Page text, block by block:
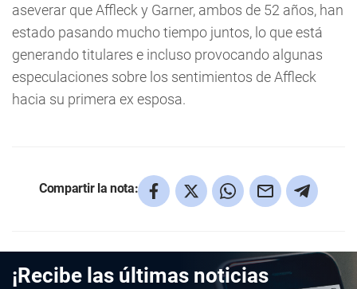
aseverar que Affleck y Garner, ambos de 52 años, han
estado pasando mucho tiempo juntos, lo que está
generando titulares e incluso provocando algunas
especulaciones sobre los sentimientos de Affleck
hacia su primera ex esposa.
Compartir la nota:
¡Recibe las últimas noticias